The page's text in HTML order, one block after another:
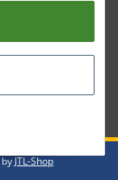
byJTL-Shop